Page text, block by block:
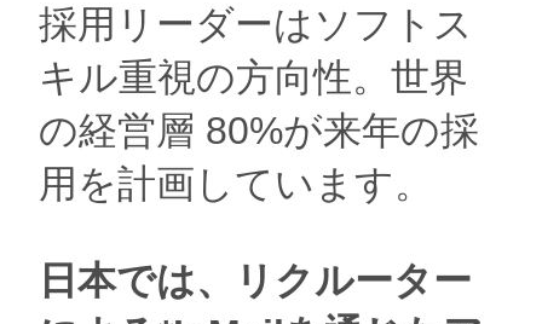
​​採用リーダーはソフトス
キル重視の方向性。世界
の経営層 80%が来年の採
用を計画しています。
日本では、リクルーター